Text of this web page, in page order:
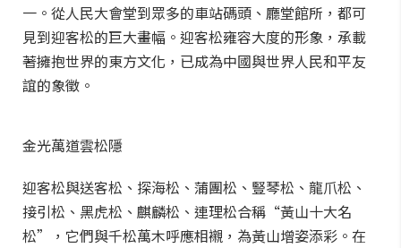
一。從人民大會堂到眾多的車站碼頭、廳堂館所，都可
見到迎客松的巨大畫幅。迎客松雍容大度的形象，承載
著擁抱世界的東方文化，已成為中國與世界人民和平友
誼的象徵。
金光萬道雲松隱
迎客松與送客松、探海松、蒲團松、豎琴松、龍爪松、
接引松、黑虎松、麒麟松、連理松合稱“黃山十大名
松”，它們與千松萬木呼應相襯，為黃山增姿添彩。在